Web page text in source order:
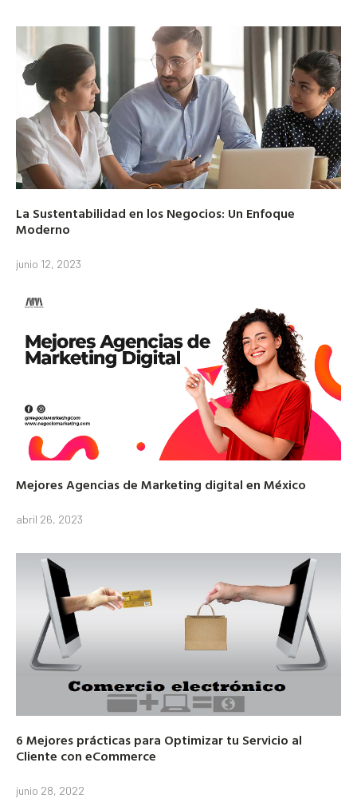
La Sustentabilidad en los Negocios: Un Enfoque
Moderno
junio 12, 2023
Mejores Agencias de Marketing digital en México
abril 26, 2023
6 Mejores prácticas para Optimizar tu Servicio al
Cliente con eCommerce
junio 28, 2022